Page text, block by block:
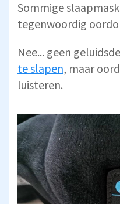
Sommige
tegenwoordig
Nee... geen
te slapen, maar
luisteren.